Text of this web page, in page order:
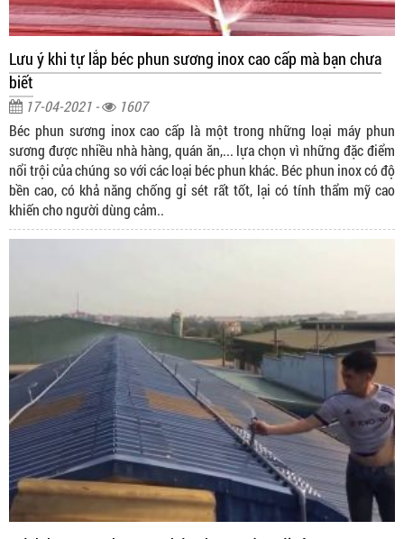
Lưu ý khi tự lắp béc phun sương inox cao cấp mà bạn chưa
biết
17-04-2021 -
1607
Béc phun sương inox cao cấp là một trong những loại máy phun
sương được nhiều nhà hàng, quán ăn,... lựa chọn vì những đặc điểm
nổi trội của chúng so với các loại béc phun khác. Béc phun inox có độ
bền cao, có khả năng chống gỉ sét rất tốt, lại có tính thẩm mỹ cao
khiến cho người dùng cảm..